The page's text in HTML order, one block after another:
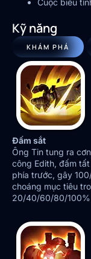
Kỹ năng
KHÁM PHÁ
Đấm sắt
Ông Tin tung ra
công Edith, đấm
phía trước, gây
choáng mục tiêu
20/40/60/80/100%